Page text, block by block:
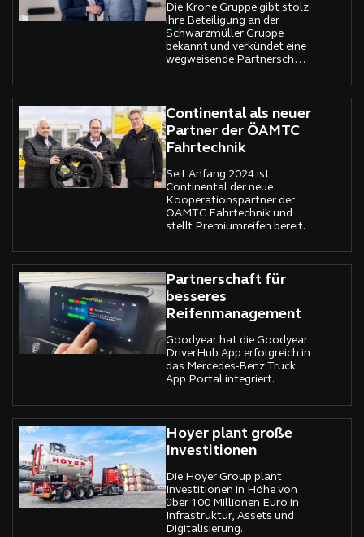
gekämpft
Die Krone Gruppe gibt stolz
ihre Beteiligung an der
Schwarzmüller Gruppe
bekannt und verkündet eine
wegweisende Partnerschaft
Nutzfahrzeugindustrie.
Continental als neuer
Partner der ÖAMTC
Fahrtechnik
Seit Anfang 2024 ist
Continental der neue
Kooperationspartner der
ÖAMTC Fahrtechnik und
stellt Premiumreifen bereit.
Partnerschaft für
besseres
Reifenmanagement
Goodyear hat die Goodyear
DriverHub App erfolgreich in
das Mercedes-Benz Truck
App Portal integriert.
Hoyer plant große
Investitionen
Die Hoyer Group plant
Investitionen in Höhe von
über 100 Millionen Euro in
Infrastruktur, Assets und
Digitalisierung.